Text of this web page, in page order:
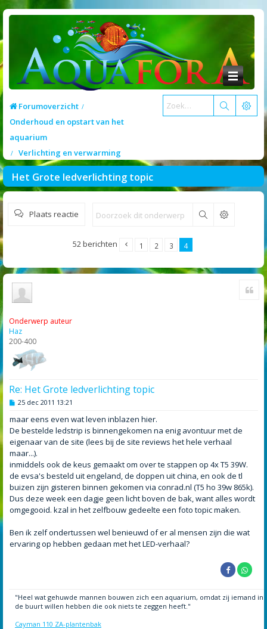
Forumoverzicht
Onderhoud en opstart van het
aquarium
Verlichting en verwarming
Het Grote ledverlichting topic
Plaats reactie Zoek
52 berichten 1 2 3 4
Onderwerp auteur
Haz
200-400
Re: Het Grote ledverlichting topic
B
r
i
c
h
t
25 dec 2011 13:21
maar eens even wat leven inblazen hier.
De bestelde ledstrip is binnengekomen na enig avontuur met de
eigenaar van de site (lees bij de site reviews het hele verhaal
maar...).
inmiddels ook de keus gemaakt om over te stappen op 4x T5 39W.
de evsa's besteld uit engeland, de doppen uit china, en ook de tl
buizen zijn gisteren binnen gekomen via conrad.nl (T5 ho 39w 865k).
Dus deze week een dagje geen licht boven de bak, want alles wordt
omgegooid. kzal in het zelfbouw gedeelte een foto topic maken.
Ben ik zelf ondertussen wel benieuwd of er al mensen zijn die wat
ervaring op hebben gedaan met het LED-verhaal?
"Heel wat gehuwde mannen bouwen zich een aquarium, omdat zij iemand in
de buurt willen hebben die ook niets te zeggen heeft."
Cayman 110 ZA-plantenbak